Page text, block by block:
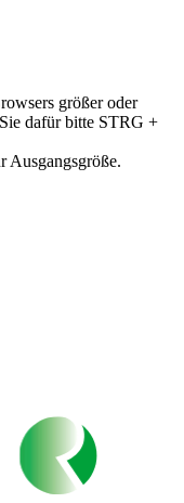
größer oder
dafür bitte STRG +
Ausgangsgröße.